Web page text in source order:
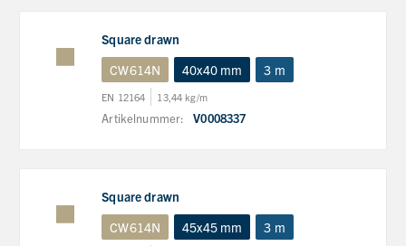
Square drawn
CW614N
40x40 mm 3 m
EN 12164 13,44 kg/m
Artikelnummer: V0008337
Square drawn
CW614N
45x45 mm 3 m